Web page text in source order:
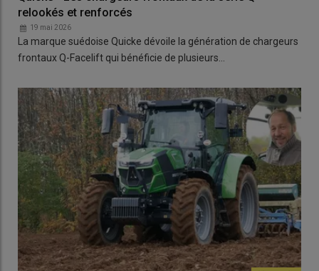
relookés et renforcés
19 mai 2026
La marque suédoise Quicke dévoile la génération de chargeurs
frontaux Q-Facelift qui bénéficie de plusieurs…